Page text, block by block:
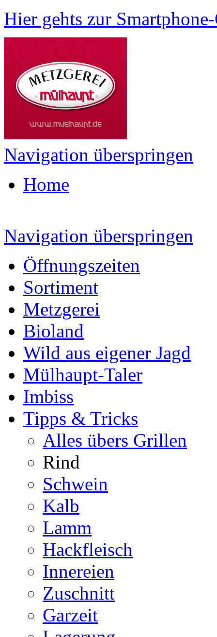
Hier gehts zur
Navigation überspringen
Home
Navigation überspringen
Öffnungszeiten
Sortiment
Metzgerei
Bioland
Wild aus eigener Jagd
Mülhaupt-Taler
Imbiss
Tipps & Tricks
Alles übers Grillen
Rind
Schwein
Kalb
Lamm
Hackfleisch
Innereien
Zuschnitt
Garzeit